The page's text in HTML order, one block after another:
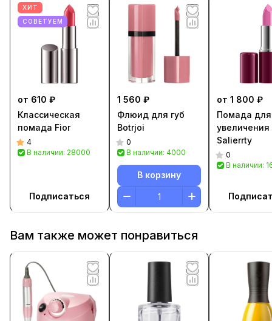
ХИТ
СОВЕТУЕМ
от 610 ₽
Классическая
помада Fior
4
В наличии: 28000
Подписаться
1 560 ₽
Флюид для губ
Botrjoi
0
В наличии: 4000
В корзину
от 1 800 ₽
Помада для
увеличения
Salierrty
0
В наличии:
Вам также может понравиться